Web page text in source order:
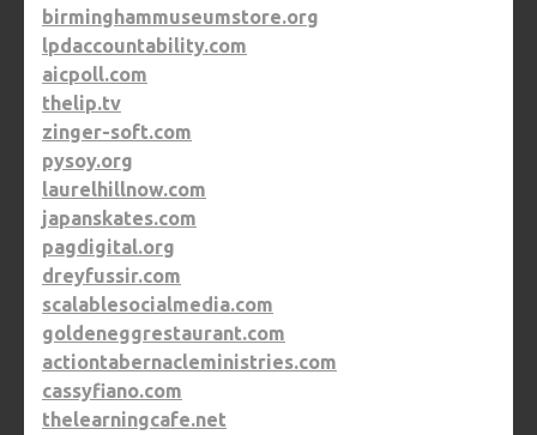
birminghammuseumstore.org
lpdaccountability.com
aicpoll.com
thelip.tv
zinger-soft.com
pysoy.org
laurelhillnow.com
japanskates.com
pagdigital.org
dreyfussir.com
scalablesocialmedia.com
goldeneggrestaurant.com
actiontabernacleministries.com
cassyfiano.com
thelearningcafe.net